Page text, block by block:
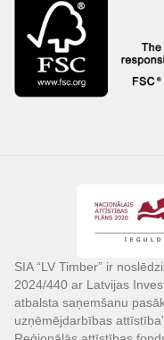
SIA “LV Timber” ir
2024/440 ar Latvijas
atbalsta saņemšanu
uzņēmējdarbības